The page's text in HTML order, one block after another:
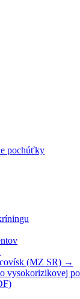
pochúťky
(MZ SR) →
vysokorizikovej